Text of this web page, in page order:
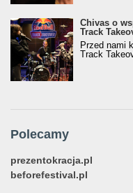
Chivas o
Track
Przed nami
Track
Polecamy
prezentokracja.pl
beforefestival.pl